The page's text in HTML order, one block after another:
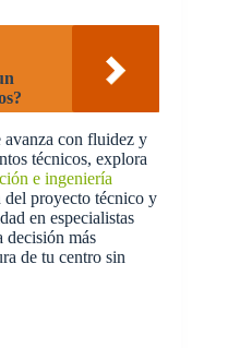
avanza con fluidez y
técnicos, explora
e ingeniería
del proyecto técnico y
en especialistas
decisión más
de tu centro sin